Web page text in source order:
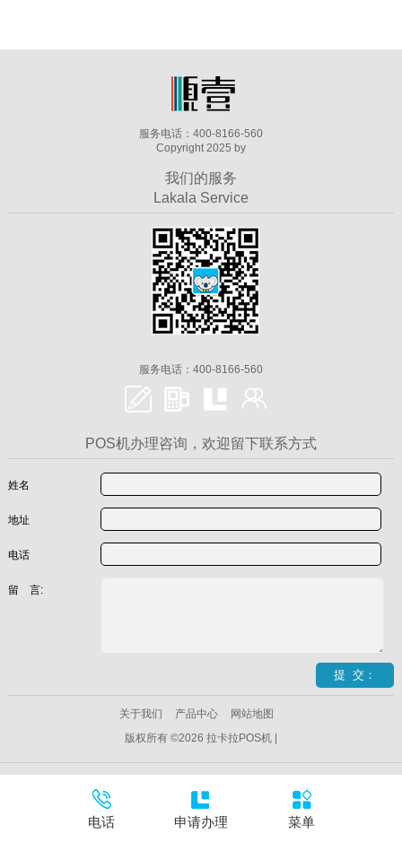
服务电话：400-8166-560
Copyright 2025 by
我们的服务
Lakala Service
服务电话：400-8166-560
POS机办理咨询，欢迎留下联系方式
姓名
地址
电话
留 言:
关于我们 产品中心
网站地图
版权所有 ©2026 拉卡拉POS机 |
电话 申请办理 菜单